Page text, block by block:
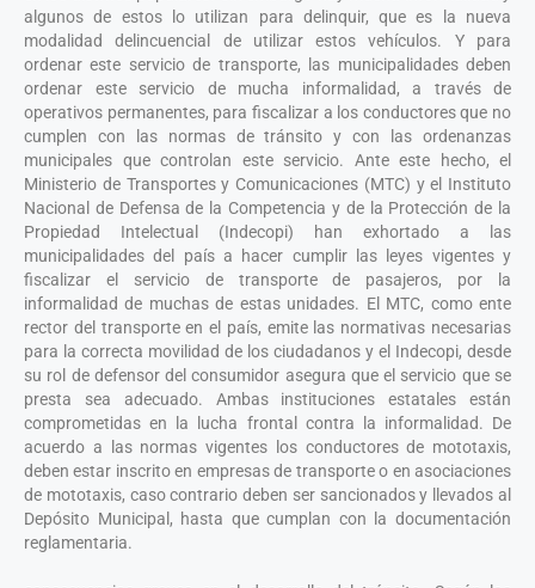
algunos de estos lo utilizan para delinquir, que es la nueva
modalidad delincuencial de utilizar estos vehículos. Y para
ordenar este servicio de transporte, las municipalidades deben
ordenar este servicio de mucha informalidad, a través de
operativos permanentes, para fiscalizar a los conductores que no
cumplen con las normas de tránsito y con las ordenanzas
municipales que controlan este servicio. Ante este hecho, el
Ministerio de Transportes y Comunicaciones (MTC) y el Instituto
Nacional de Defensa de la Competencia y de la Protección de la
Propiedad Intelectual (Indecopi) han exhortado a las
municipalidades del país a hacer cumplir las leyes vigentes y
fiscalizar el servicio de transporte de pasajeros, por la
informalidad de muchas de estas unidades. El MTC, como ente
rector del transporte en el país, emite las normativas necesarias
para la correcta movilidad de los ciudadanos y el Indecopi, desde
su rol de defensor del consumidor asegura que el servicio que se
presta sea adecuado. Ambas instituciones estatales están
comprometidas en la lucha frontal contra la informalidad. De
acuerdo a las normas vigentes los conductores de mototaxis,
deben estar inscrito en empresas de transporte o en asociaciones
de mototaxis, caso contrario deben ser sancionados y llevados al
Depósito Municipal, hasta que cumplan con la documentación
reglamentaria.